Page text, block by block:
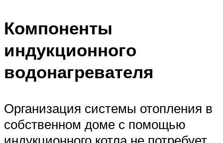
Компоненты
индукционного
водонагревателя
Организация системы отопления в
собственном доме с помощью